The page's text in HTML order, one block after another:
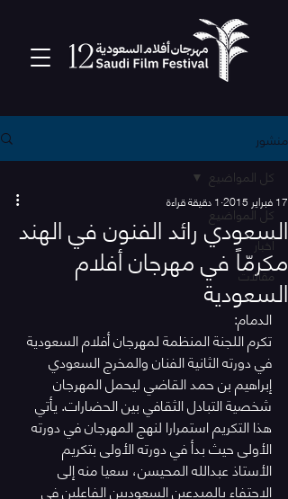
منشور
كل المواضيع
أخبار
مقالات
كل المواضيع
السعودي رائد الفنون في الهند
مكرمّاً في مهرجان أفلام
السعودية
17 فبراير 2015 1 دقيقة قراءة
الدمام:
تكرم اللجنة المنظمة لمهرجان أفلام السعودية
في دورته الثانية الفنان والمخرج السعودي
إبراهيم بن حمد القاضي ليحمل المهرجان
شخصية التبادل الثقافي بين الحضارات. يأتي
هذا التكريم استمرارا لنهج المهرجان في دورته
الأولى حيث بدأ في دورته الأولى بتكريم
الأستاذ عبدالله المحيسن، سعيا منه إلى
الاحتفاء بالمبدعين السعوديين الفاعلين في